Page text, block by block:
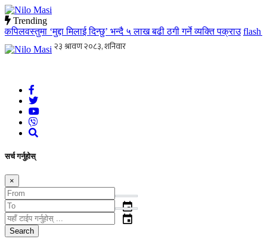
Trending
‘मुद्दा मिलाई दिन्छु’ भन्दै ५ लाख बढी ठगी गर्ने व्यक्ति पक्राउ flashमातृ
सर्च गर्नुहोस्
×
event
event
Search